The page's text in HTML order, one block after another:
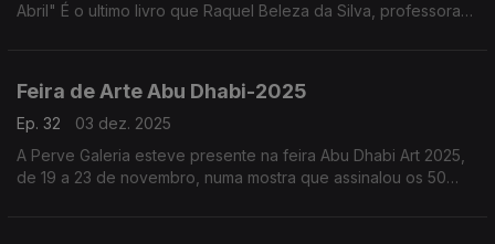
Abril" É o ultimo livro que Raquel Beleza da Silva, professora
Feira de Arte Abu Dhabi-2025
Ep. 32
03 dez. 2025
A Perve Galeria esteve presente na feira Abu Dhabi Art 2025,
de 19 a 23 de novembro, numa mostra que assinalou os 50